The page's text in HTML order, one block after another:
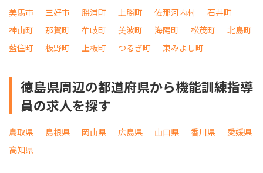
美馬市
三好市 勝浦町 上勝町 佐那河内村
石井町
神山町
那賀町 牟岐町 美波町 海陽町 松茂町
北島町
藍住町
板野町 上板町 つるぎ町 東みよし町
徳島県周辺の都道府県から機能訓練指導
員の求人を探す
鳥取県 島根県 岡山県 広島県 山口県 香川県
愛媛県
高知県